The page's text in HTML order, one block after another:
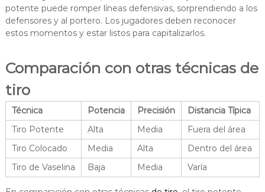
potente puede romper líneas defensivas, sorprendiendo a los
defensores y al portero. Los jugadores deben reconocer
estos momentos y estar listos para capitalizarlos.
Comparación con otras técnicas de
tiro
Técnica Potencia Precisión
Distancia Típica
Tiro Potente
Alta Media
Fuera del área
Tiro Colocado
Media Alta
Dentro del área
Tiro de Vaselina
Baja Media Varía